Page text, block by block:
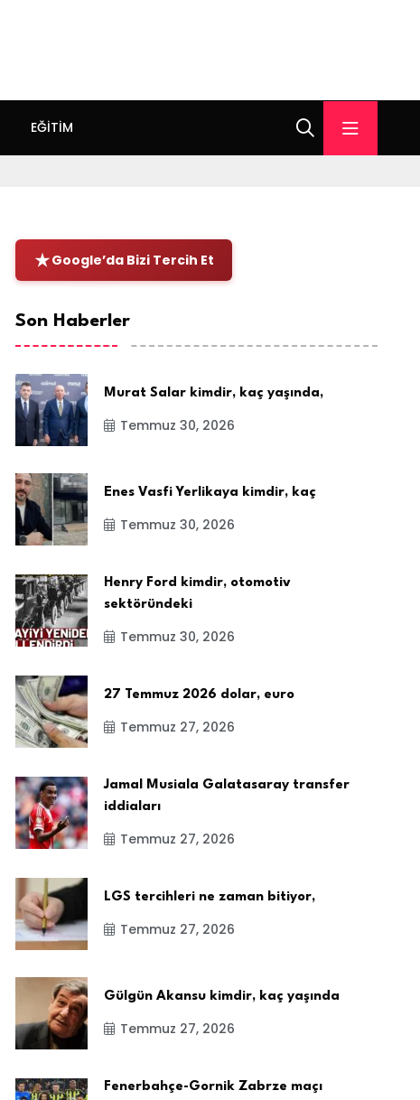
EĞITIM
Google’da Bizi Tercih Et
Son Haberler
Murat Salar kimdir, kaç yaşında,
Temmuz 30, 2026
Enes Vasfi Yerlikaya kimdir, kaç
Temmuz 30, 2026
Henry Ford kimdir, otomotiv
sektöründeki
Temmuz 30, 2026
27 Temmuz 2026 dolar, euro
Temmuz 27, 2026
Jamal Musiala Galatasaray transfer
iddiaları
Temmuz 27, 2026
LGS tercihleri ne zaman bitiyor,
Temmuz 27, 2026
Gülgün Akansu kimdir, kaç yaşında
Temmuz 27, 2026
Fenerbahçe-Gornik Zabrze maçı